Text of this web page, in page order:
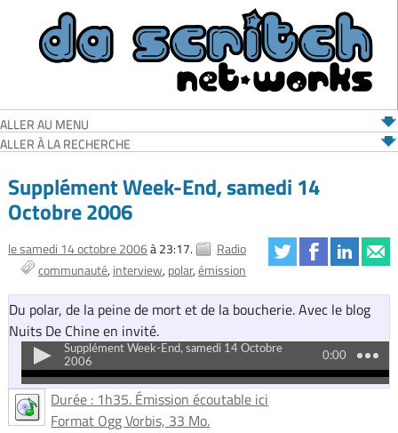
ALLER AU MENU
ALLER À LA RECHERCHE
Supplément Week-End, samedi 14
Octobre 2006
le samedi 14 octobre 2006à 23:17.
Radio
communauté interview polar émission
Du polar, de la peine de mort et de la boucherie. Avec le blog
Nuits De Chine en invité.
Durée : 1h35. Émission écoutable ici
Format Ogg Vorbis, 33 Mo.